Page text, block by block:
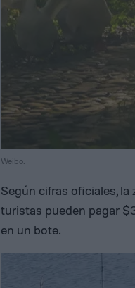
Weibo.
Según cifras oficiales,
turistas pueden pagar
en un bote.